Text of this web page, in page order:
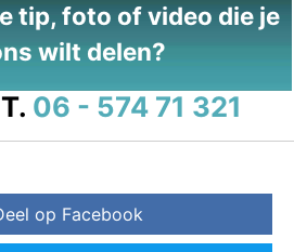
tip, foto of video die je
wilt delen?
T. 06 - 574 71 321
op Facebook